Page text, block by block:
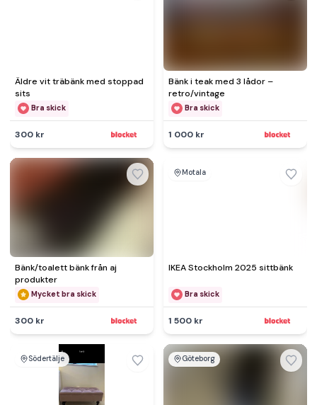
Äldre vit träbänk med stoppad
sits
Bra skick
300 kr
Bänk i teak med 3 lådor –
retro/vintage
Bra skick
1 000 kr
Bänk/toalett bänk från aj
produkter
Mycket bra skick
300 kr
Motala
IKEA Stockholm 2025 sittbänk
Bra skick
1 500 kr
Södertälje Göteborg